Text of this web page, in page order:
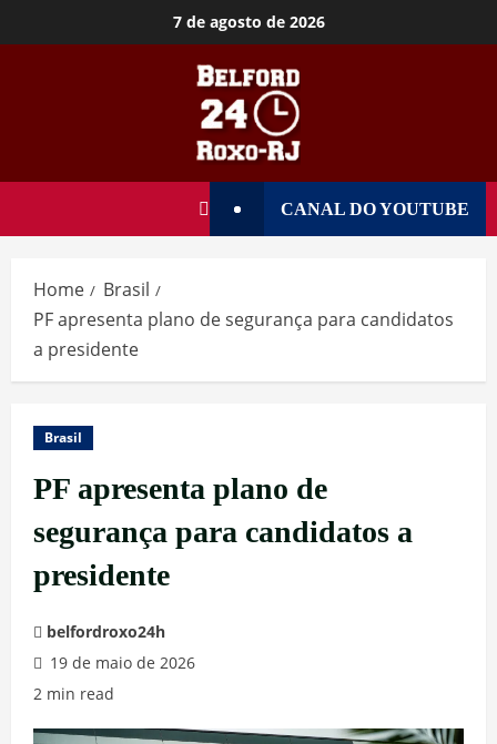
7 de agosto de 2026
CANAL DO YOUTUBE
Home
Brasil
PF apresenta plano de segurança para candidatos
a presidente
Brasil
PF apresenta plano de
segurança para candidatos a
presidente
belfordroxo24h
19 de maio de 2026
2 min read